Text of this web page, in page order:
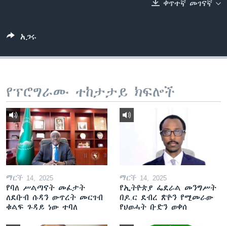
ቋንቋዎች
ቀጥተኛ መገናኛ
አጋሩ
የፕሮግራሙ ተከታታይ ክፍሎች
ማርች 14, 2025
የባለ ሥልጣናት መፈታት
ለደቡብ ሱዳን ውጥረት መርገብ
ቁልፍ ጉዳይ ነው ተባለ
ማርች 14, 2025
የኢትዮጵያ ፌደራል መንግሥት
በዶ.ር ደብረ ጽዮን የሚመራው
የህወሓት ቡድን ወቀሰ